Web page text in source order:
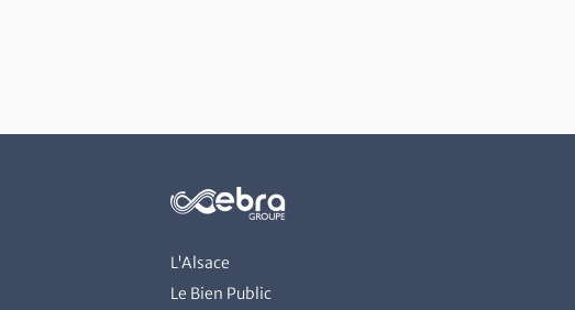
L'Alsace
Le Bien Public